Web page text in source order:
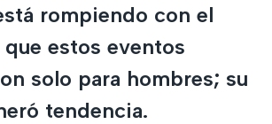
rompiendo con el
estos eventos
solo para hombres; su
tendencia.